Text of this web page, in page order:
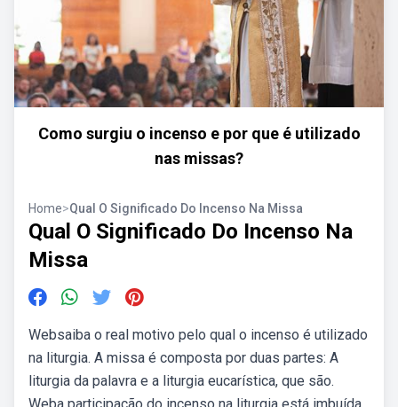
Como surgiu o incenso e por que é utilizado
nas missas?
Home>Qual O Significado Do Incenso Na Missa
Qual O Significado Do Incenso Na
Missa
Websaiba o real motivo pelo qual o incenso é utilizado
na liturgia. A missa é composta por duas partes: A
liturgia da palavra e a liturgia eucarística, que são.